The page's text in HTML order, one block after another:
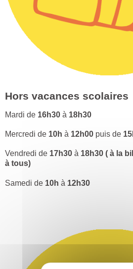
Hors vacances scolaires
Mardi de 16h30 à 18h30
Mercredi de 10h à 12h00 puis de
Vendredi de 17h30 à 18h30 ( à la
à tous)
Samedi de 10h à 12h30